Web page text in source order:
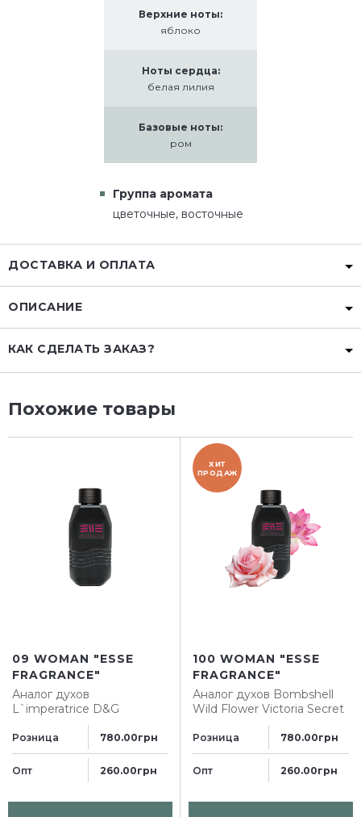
Верхние ноты:
яблоко
Ноты сердца:
белая лилия
Базовые ноты:
ром
Группа аромата
цветочные, восточные
ДОСТАВКА И ОПЛАТА
ОПИСАНИЕ
КАК СДЕЛАТЬ ЗАКАЗ?
Похожие товары
09 WOMAN "ESSE
FRAGRANCE"
Аналог духов
L`imperatrice D&G
Розница 780.00грн
Опт 260.00грн
ХИТ
ПРОДАЖ
100 WOMAN "ESSE
FRAGRANCE"
Аналог духов Bombshell
Wild Flower Victoria Secret
Розница 780.00грн
Опт 260.00грн